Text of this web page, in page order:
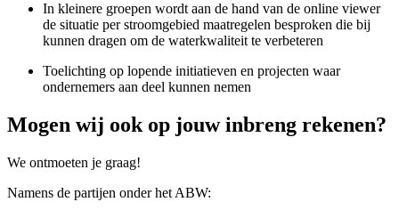
In kleinere groepen wordt aan de hand van de online viewer
de situatie per stroomgebied maatregelen besproken die bij
kunnen dragen om de waterkwaliteit te verbeteren
Toelichting op lopende initiatieven en projecten waar
ondernemers aan deel kunnen nemen
Mogen wij ook op jouw inbreng rekenen?
We ontmoeten je graag!
Namens de partijen onder het ABW: